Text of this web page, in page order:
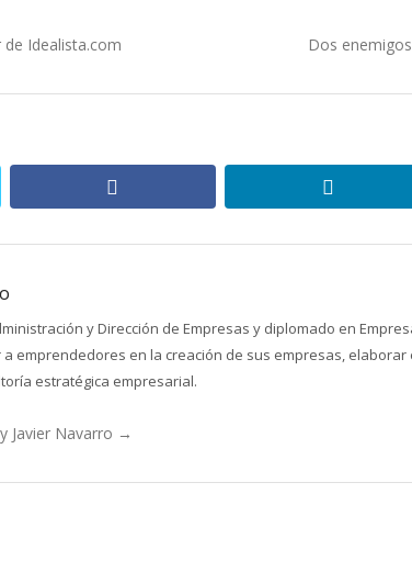
de Idealista.com
Next post:
Dos
linkedin
y Dirección de Empresas y diplomado en
emprendedores en la creación de sus empresas,
estratégica empresarial.
Javier Navarro →